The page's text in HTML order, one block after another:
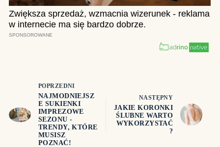
POPRZEDNI
NAJMODNIEJSZ
E SUKIENKI
IMPREZOWE
SEZONU -
TRENDY, KTÓRE
MUSISZ
POZNAĆ!
NASTĘPNY
JAKIE KORONKI
ŚLUBNE WARTO
WYKORZYSTAĆ
?